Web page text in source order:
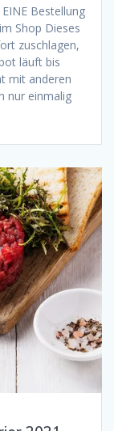
Bestellung
Shop Dieses
zuschlagen,
läuft bis
mit anderen
nur einmalig